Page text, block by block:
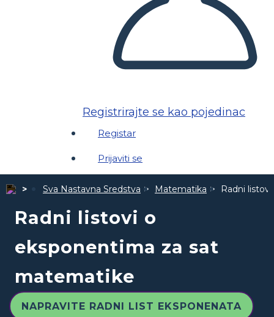
Registrirajte se kao pojedinac
Registar
Prijaviti se
Sva Nastavna Sredstva Matematika Radni
Radni listovi o
eksponentima za sat
matematike
NAPRAVITE RADNI LIST EKSPONENATA